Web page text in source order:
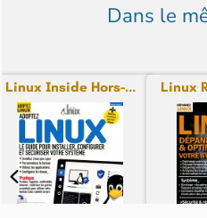
Dans le
Linux Inside Hors-... Linux